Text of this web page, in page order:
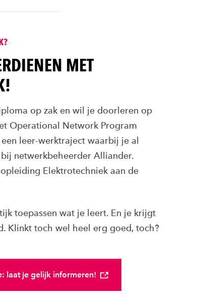
MET
op zak en wil je doorleren op
Operational Network Program
leer-werktraject waarbij je al
netwerkbeheerder Alliander.
Elektrotechniek aan de
toepassen wat je leert. En je krijgt
Klinkt toch wel heel erg goed, toch?
laat je gelijk informeren!